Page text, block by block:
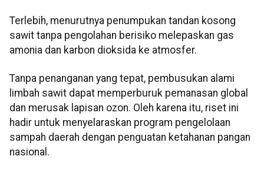
Terlebih, menurutnya penumpukan tandan kosong
sawit tanpa pengolahan berisiko melepaskan gas
amonia dan karbon dioksida ke atmosfer.
Tanpa penanganan yang tepat, pembusukan alami
limbah sawit dapat memperburuk pemanasan global
dan merusak lapisan ozon. Oleh karena itu, riset ini
hadir untuk menyelaraskan program pengelolaan
sampah daerah dengan penguatan ketahanan pangan
nasional.